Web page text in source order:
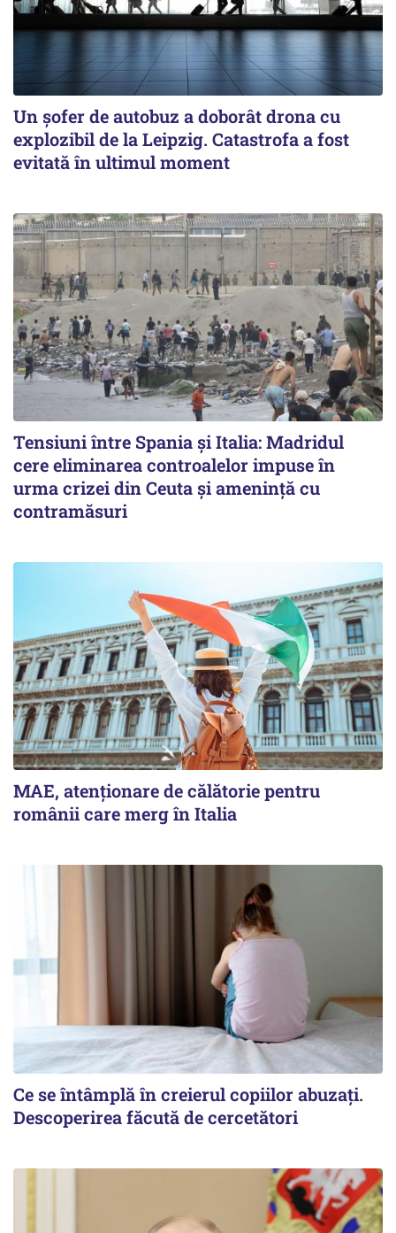
Un șofer de autobuz a doborât drona cu
explozibil de la Leipzig. Catastrofa a fost
evitată în ultimul moment
Tensiuni între Spania și Italia: Madridul
cere eliminarea controalelor impuse în
urma crizei din Ceuta și amenință cu
contramăsuri
MAE, atenționare de călătorie pentru
românii care merg în Italia
Ce se întâmplă în creierul copiilor abuzați.
Descoperirea făcută de cercetători